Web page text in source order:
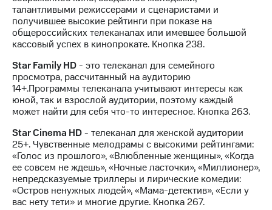
Подписка
на гигабайты
интернета,
фильмы,
музыка
и многое
другое
Семейная
группа
Скидка
на тарифы,
общие
подписки
и услуги,
доступ
к геолокации
Всё
под
рукой
Посмотрите,
что
полезного
есть
в нашем
приложении
КИОН
КИОН
Музыка
талантливыми режиссерами и сценаристами и
получившее высокие рейтинги при показе на
общероссийских телеканалах или имевшее большой
кассовый успех в кинопрокате. Кнопка 238.
Star Family HD- это телеканал для семейного
просмотра, рассчитанный на аудиторию
14+.Программы телеканала учитывают интересы как
юной, так и взрослой аудитории, поэтому каждый
может найти для себя что-то интересное. Кнопка 263.
Star Cinema HD- телеканал для женской аудитории
25+. Чувственные мелодрамы с высокими рейтингами:
«Голос из прошлого», «Влюбленные женщины», «Когда
ее совсем не ждешь», «Ночные ласточки», «Миллионер»,
непредсказуемые триллеры и лирические комедии:
«Остров ненужных людей», «Мама-детектив», «Если у
вас нету тети» и многие другие. Кнопка 267.